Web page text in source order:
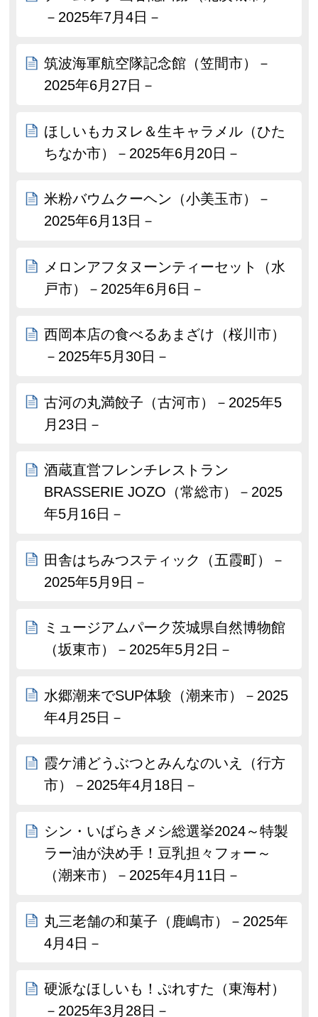
－2025年7月4日－
筑波海軍航空隊記念館（笠間市）－
2025年6月27日－
ほしいもカヌレ＆生キャラメル（ひた
ちなか市）－2025年6月20日－
米粉バウムクーヘン（小美玉市）－
2025年6月13日－
メロンアフタヌーンティーセット（水
戸市）－2025年6月6日－
西岡本店の食べるあまざけ（桜川市）
－2025年5月30日－
古河の丸満餃子（古河市）－2025年5
月23日－
酒蔵直営フレンチレストラン
BRASSERIE JOZO（常総市）－2025
年5月16日－
田舎はちみつスティック（五霞町）－
2025年5月9日－
ミュージアムパーク茨城県自然博物館
（坂東市）－2025年5月2日－
水郷潮来でSUP体験（潮来市）－2025
年4月25日－
霞ケ浦どうぶつとみんなのいえ（行方
市）－2025年4月18日－
シン・いばらきメシ総選挙2024～特製
ラー油が決め手！豆乳担々フォー～
（潮来市）－2025年4月11日－
丸三老舗の和菓子（鹿嶋市）－2025年
4月4日－
硬派なほしいも！ぷれすた（東海村）
－2025年3月28日－